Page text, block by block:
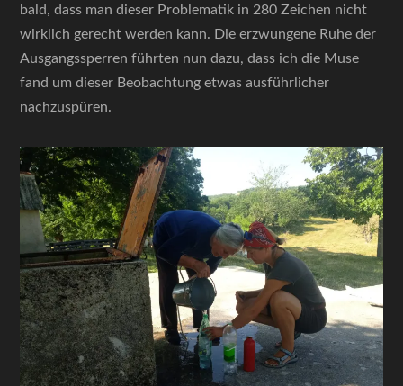
bald, dass man dieser Problematik in 280 Zeichen nicht
wirklich gerecht werden kann. Die erzwungene Ruhe der
Ausgangssperren führten nun dazu, dass ich die Muse
fand um dieser Beobachtung etwas ausführlicher
nachzuspüren.